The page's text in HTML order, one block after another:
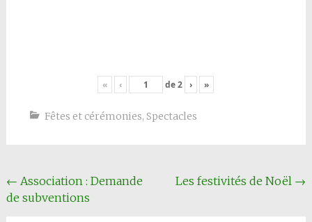
« ‹ de2 › »
Fêtes et cérémonies, Spectacles
Navigation
Article
← Association : Demande
de subventions
Les festivités de Noël →